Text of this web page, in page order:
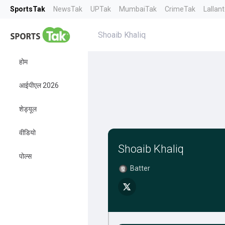
SportsTak NewsTak UPTak MumbaiTak CrimeTak
होम
आईपीएल 2026
शेड्यूल
वीडियो
पोल्स
Shoaib Khaliq
Shoaib Khaliq
Batter